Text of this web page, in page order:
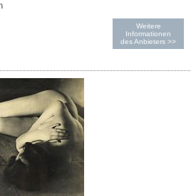
Weitere
Informationen
des Anbieters >>